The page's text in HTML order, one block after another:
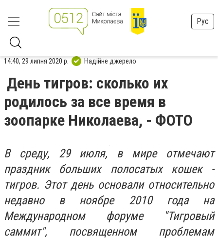
Рус
14:40, 29 липня 2020 р. Надійне джерело
День тигров: сколько их
родилось за все время в
зоопарке Николаева, - ФОТО
В среду, 29 июля, в мире отмечают
праздник больших полосатых кошек -
тигров. Этот день основали относительно
недавно в ноябре 2010 года на
Международном форуме "Тигровый
саммит", посвященном проблемам